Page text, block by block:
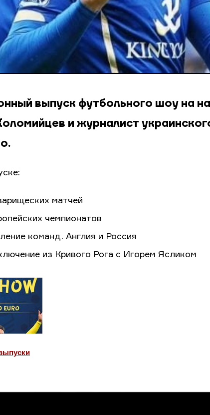
выпуск футбольного шоу на
и журналист
матчей
чемпионатов
команд. Англия и Россия
из Кривого Рога с Игорем Ясликом